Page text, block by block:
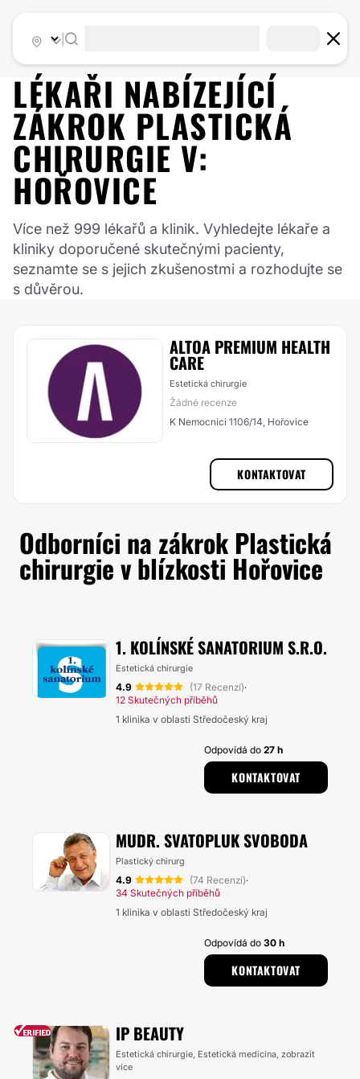
LÉKAŘI NABÍZEJÍCÍ
ZÁKROK PLASTICKÁ
CHIRURGIE V:
HOŘOVICE
Více než 999 lékařů a klinik. Vyhledejte lékaře a
kliniky doporučené skutečnými pacienty,
seznamte se s jejich zkušenostmi a rozhodujte se
s důvěrou.
ALTOA PREMIUM HEALTH
CARE
Estetická chirurgie
Žádné recenze
K Nemocnici 1106/14, Hořovice
KONTAKTOVAT
Odborníci na zákrok Plastická
chirurgie v blízkosti Hořovice
1. KOLÍNSKÉ SANATORIUM S.R.O.
Estetická chirurgie
4.9 (17 Recenzí)·
12 Skutečných příběhů
1 klinika v oblasti Středočeský kraj
Odpovídá do27 h
KONTAKTOVAT
MUDR. SVATOPLUK SVOBODA
Plastický chirurg
4.9 (74 Recenzí)·
34 Skutečných příběhů
1 klinika v oblasti Středočeský kraj
Odpovídá do30 h
KONTAKTOVAT
IP BEAUTY
Estetická chirurgie, Estetická medicína, zobrazit
více